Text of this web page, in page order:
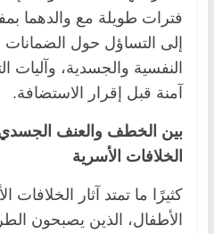
فترات طويلة مع والدهما
إلى التساؤل حول الضمانات
النفسية والجسدية، وآليات
آمنة قبل إقرار الاستضافة.
بين الخطف والعنف
الخلافات الأسرية
كثيرًا ما تمتد آثار
الأطفال، الذين يصبحون